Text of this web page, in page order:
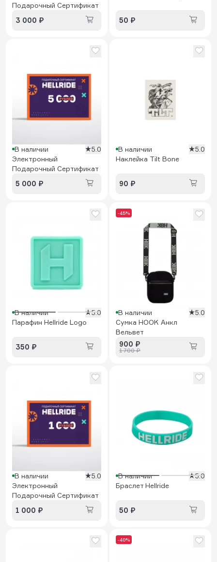
Подарочный Сертификат
3 000 ₽
50 ₽
В наличии
5.0
Электронный
Подарочный Сертификат
5 000 ₽
В наличии
5.0
Наклейка Tilt Bone
90 ₽
В наличии
5.0
Парафин Hellride Logo
350 ₽
-45%
В наличии
5.0
Сумка HOOK Анкл
Вельвет
900 ₽
1 700 ₽
В наличии
5.0
Электронный
Подарочный Сертификат
1 000 ₽
В наличии
5.0
Браслет Hellride
50 ₽
-40%